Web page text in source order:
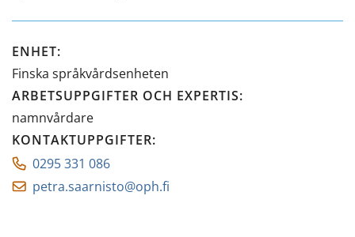
ENHET:
Finska språkvårdsenheten
ARBETSUPPGIFTER OCH EXPERTIS:
namnvårdare
KONTAKTUPPGIFTER:
0295 331 086
petra.saarnisto@oph.fi